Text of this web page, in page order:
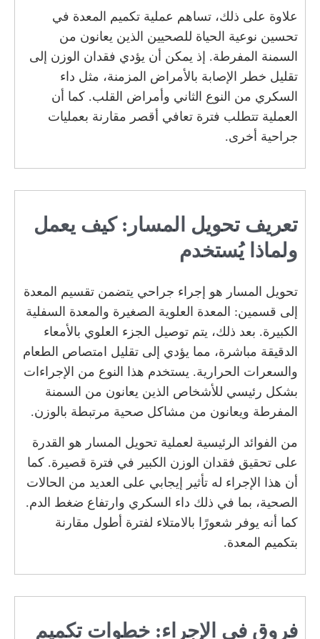
علاوة على ذلك، تساهم عملية تكميم المعدة في
تحسين نوعية الحياة للصحيين الذين يعانون من
السمنة المفرطة. إذ يمكن أن يؤدي فقدان الوزن إلى
تقليل خطر الإصابة بالأمراض المزمنة، مثل داء
السكري من النوع الثاني وأمراض القلب. كما أن
العملية تتطلب فترة تعافي أقصر مقارنة بعمليات
جراحية أخرى.
تعريف تحويل المسار: كيف يعمل
ولماذا يُستخدم
تحويل المسار هو إجراء جراحي يتضمن تقسيم المعدة
إلى قسمين: المعدة العلوية الصغيرة والمعدة السفلية
الكبيرة. بعد ذلك، يتم توصيل الجزء العلوي بالأمعاء
الدقيقة مباشرة، مما يؤدي إلى تقليل امتصاص الطعام
والسعرات الحرارية. يستخدم هذا النوع من الإجراءات
بشكل رئيسي للأشخاص الذين يعانون من السمنة
المفرطة ويعانون من مشاكل صحية مرتبطة بالوزن.
من الفوائد الرئيسية لعملية تحويل المسار هو القدرة
على تحقيق فقدان الوزن الكبير في فترة قصيرة. كما
أن هذا الإجراء له تأثير إيجابي على العديد من الحالات
الصحية، بما في ذلك داء السكري وارتفاع ضغط الدم.
كما أنه يوفر شعورًا بالامتلاء لفترة أطول مقارنة
بتكميم المعدة.
فروق في الإجراء: خطوات تكميم